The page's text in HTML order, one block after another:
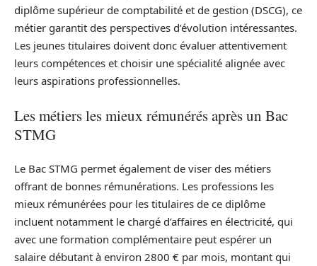
diplôme supérieur de comptabilité et de gestion (DSCG), ce
métier garantit des perspectives d’évolution intéressantes.
Les jeunes titulaires doivent donc évaluer attentivement
leurs compétences et choisir une spécialité alignée avec
leurs aspirations professionnelles.
Les métiers les mieux rémunérés après un Bac
STMG
Le Bac STMG permet également de viser des métiers
offrant de bonnes rémunérations. Les professions les
mieux rémunérées pour les titulaires de ce diplôme
incluent notamment le chargé d’affaires en électricité, qui
avec une formation complémentaire peut espérer un
salaire débutant à environ 2800 € par mois, montant qui